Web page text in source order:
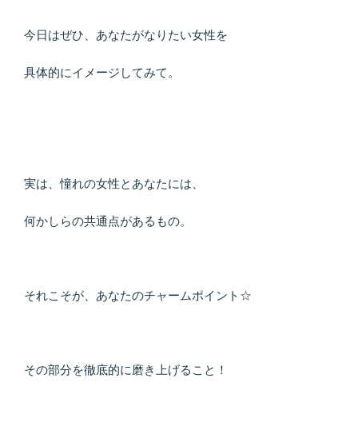
今日はぜひ、あなたがなりたい女性を
具体的にイメージしてみて。
実は、憧れの女性とあなたには、
何かしらの共通点があるもの。
それこそが、あなたのチャームポイント☆
その部分を徹底的に磨き上げること！